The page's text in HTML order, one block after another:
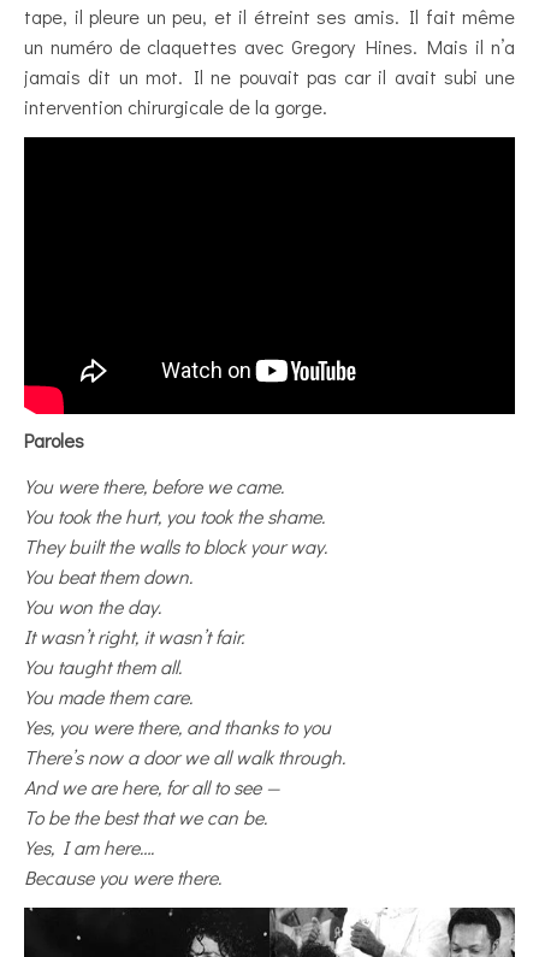
tape, il pleure un peu, et il étreint ses amis. Il fait même
un numéro de claquettes avec Gregory Hines. Mais il n’a
jamais dit un mot. Il ne pouvait pas car il avait subi une
intervention chirurgicale de la gorge.
Paroles
You were there, before we came.
You took the hurt, you took the shame.
They built the walls to block your way.
You beat them down.
You won the day.
It wasn’t right, it wasn’t fair.
You taught them all.
You made them care.
Yes, you were there, and thanks to you
There’s now a door we all walk through.
And we are here, for all to see —
To be the best that we can be.
Yes, I am here….
Because you were there.